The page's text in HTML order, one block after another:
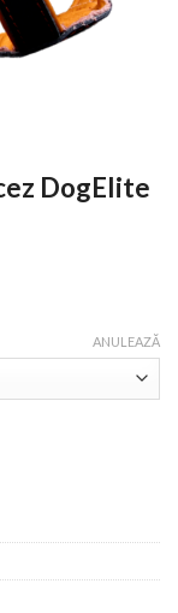
DogElite
ANULEAZĂ